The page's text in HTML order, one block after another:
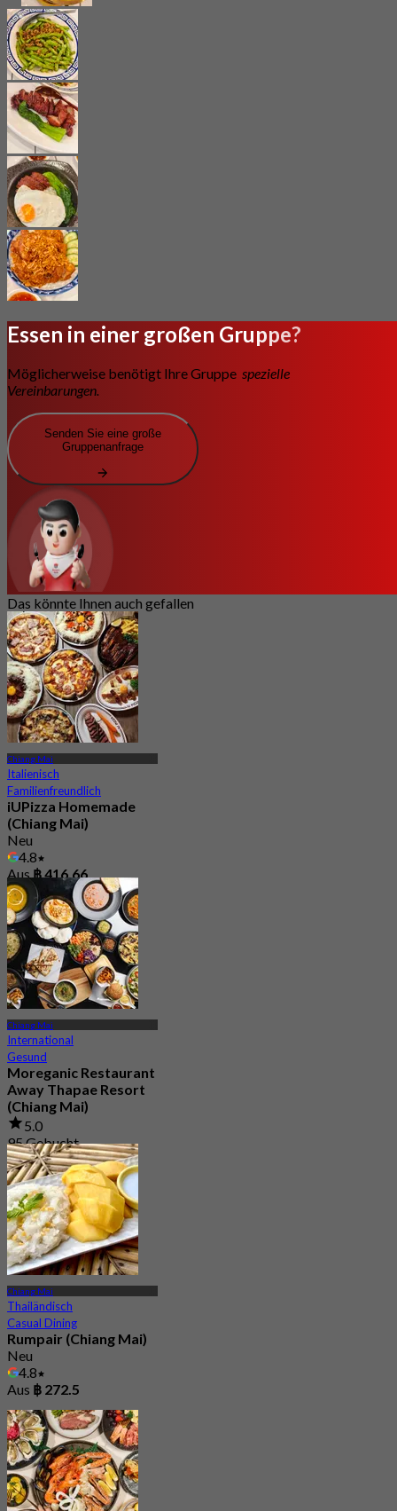
Essen in einer großen Gruppe?
Möglicherweise benötigt Ihre Gruppe spezielle
Vereinbarungen.
Senden Sie eine große
Gruppenanfrage
Das könnte Ihnen auch gefallen
Chiang Mai
Italienisch
Familienfreundlich
iUPizza Homemade
(Chiang Mai)
Neu
4.8
Aus ฿ 416.66
Chiang Mai
International
Gesund
Moreganic Restaurant
Away Thapae Resort
(Chiang Mai)
5.0
95 Gebucht
Aus฿ 322.5
Chiang Mai
Thailändisch
Casual Dining
Rumpair (Chiang Mai)
Neu
4.8
Aus ฿ 272.5